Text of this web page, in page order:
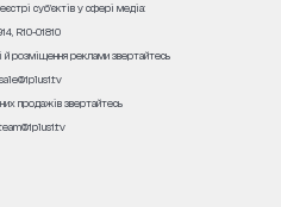
суб’єктів у сфері медіа:
R10-01810
й розміщення реклами звертайтесь
продажів звертайтесь